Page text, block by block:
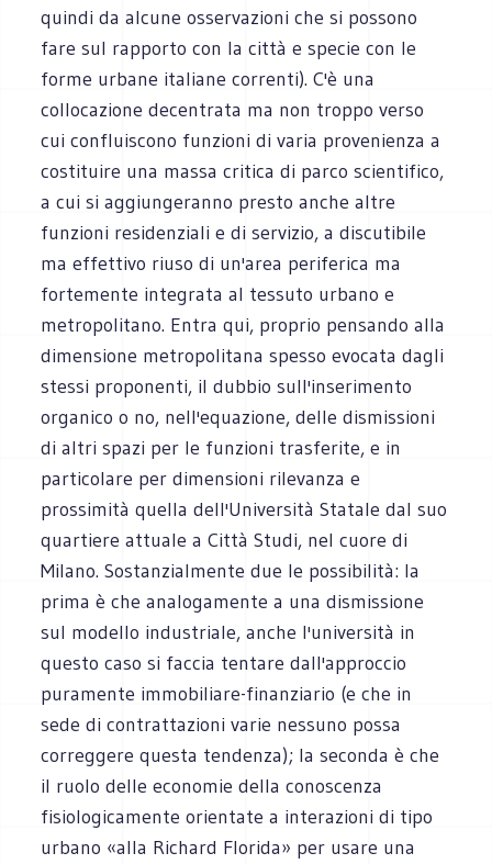
quindi da alcune osservazioni che si possono
fare sul rapporto con la città e specie con le
forme urbane italiane correnti). C'è una
collocazione decentrata ma non troppo verso
cui confluiscono funzioni di varia provenienza a
costituire una massa critica di parco scientifico,
a cui si aggiungeranno presto anche altre
funzioni residenziali e di servizio, a discutibile
ma effettivo riuso di un'area periferica ma
fortemente integrata al tessuto urbano e
metropolitano. Entra qui, proprio pensando alla
dimensione metropolitana spesso evocata dagli
stessi proponenti, il dubbio sull'inserimento
organico o no, nell'equazione, delle dismissioni
di altri spazi per le funzioni trasferite, e in
particolare per dimensioni rilevanza e
prossimità quella dell'Università Statale dal suo
quartiere attuale a Città Studi, nel cuore di
Milano. Sostanzialmente due le possibilità: la
prima è che analogamente a una dismissione
sul modello industriale, anche l'università in
questo caso si faccia tentare dall'approccio
puramente immobiliare-finanziario (e che in
sede di contrattazioni varie nessuno possa
correggere questa tendenza); la seconda è che
il ruolo delle economie della conoscenza
fisiologicamente orientate a interazioni di tipo
urbano «alla Richard Florida» per usare una